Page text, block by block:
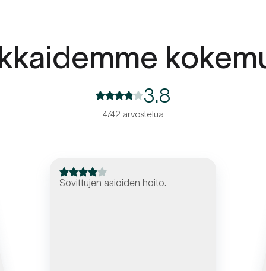
3.8
4742 arvostelua
Sovittujen asioiden hoito.